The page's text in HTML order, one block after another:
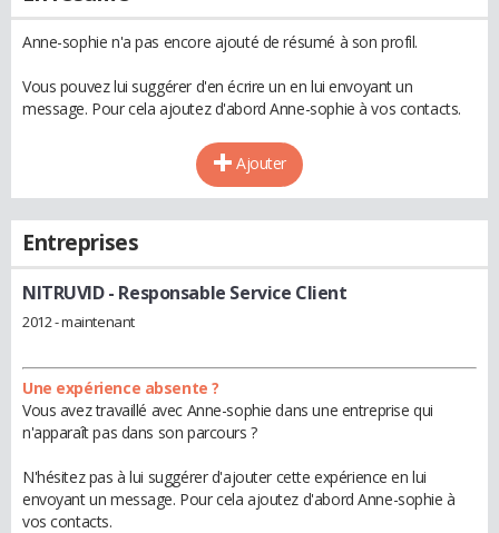
Anne-sophie n'a pas encore ajouté de résumé à son profil.
Vous pouvez lui suggérer d'en écrire un en lui envoyant un
message. Pour cela ajoutez d'abord Anne-sophie à vos contacts.
Ajouter
Entreprises
NITRUVID- Responsable Service Client
2012 - maintenant
Une expérience absente ?
Vous avez travaillé avec Anne-sophie dans une entreprise qui
n'apparaît pas dans son parcours ?
N'hésitez pas à lui suggérer d'ajouter cette expérience en lui
envoyant un message. Pour cela ajoutez d'abord Anne-sophie à
vos contacts.